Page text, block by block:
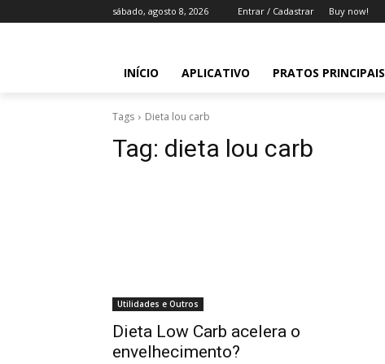
sábado, agosto 8, 2026 Entrar / Cadastrar Buy now!
INÍCIO APLICATIVO PRATOS PRINCIPAIS
Tags Dieta lou carb
Tag: dieta lou carb
Utilidades e Outros
Dieta Low Carb acelera o
envelhecimento?